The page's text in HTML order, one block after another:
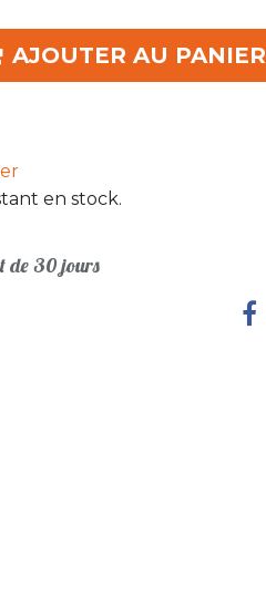
AJOUTER AU PANIER
en stock.
de 30 jours